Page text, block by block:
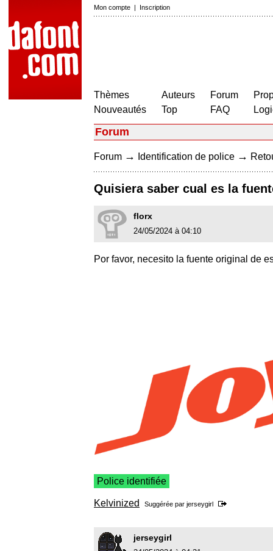
Mon compte | Inscription
Thèmes
Nouveautés
Auteurs
Top
Forum
FAQ
Forum
Forum → Identification de police →
Quisiera saber cual es la
florx
24/05/2024 à 04:10
Por favor, necesito la fuente original de
Police identifiée
Kelvinized Suggérée par jerseygirl
jerseygirl